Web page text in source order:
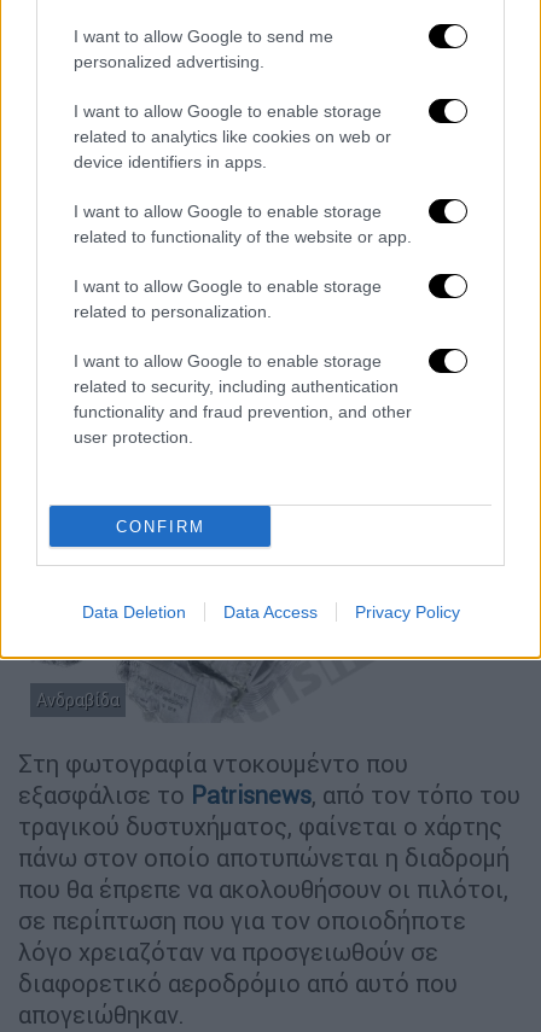
I want to allow Google to send me
personalized advertising.
I want to allow Google to enable storage
related to analytics like cookies on web or
device identifiers in apps.
I want to allow Google to enable storage
related to functionality of the website or app.
I want to allow Google to enable storage
related to personalization.
I want to allow Google to enable storage
related to security, including authentication
functionality and fraud prevention, and other
user protection.
CONFIRM
Data Deletion Data Access Privacy Policy
Σημειώνεται πως ανάμεσα στα ευρήματα από
τα συντρίμμια τουμοιραίου
αεροσκάφους
που βρέθηκαν είναι και ο
χάρτηςπου φέρουν οι πιλότοι στη στολή
τους και τον οποίο χρησιμοποιούν σε
περιπτώσεις αναγκαστικής προσγείωσης
Ανδραβίδα
Στη φωτογραφία ντοκουμέντο που
εξασφάλισε το Patrisnews, από τον τόπο του
τραγικού δυστυχήματος, φαίνεται ο χάρτης
πάνω στον οποίο αποτυπώνεται η διαδρομή
που θα έπρεπε να ακολουθήσουν οι πιλότοι,
σε περίπτωση που για τον οποιοδήποτε
λόγο χρειαζόταν να προσγειωθούν σε
διαφορετικό αεροδρόμιο από αυτό που
απογειώθηκαν.